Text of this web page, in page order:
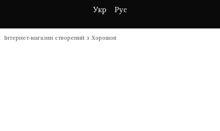
Укр Рус
Інтернет-магазин створений з Хорошоп